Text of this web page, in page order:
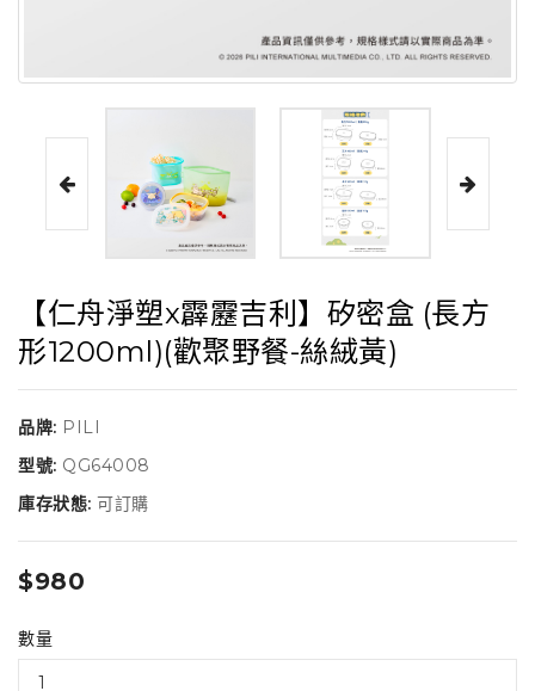
【仁舟淨塑x霹靂吉利】矽密盒 (長方
形1200ml)(歡聚野餐-絲絨黃)
品牌: PILI
型號: QG64008
庫存狀態: 可訂購
$980
數量